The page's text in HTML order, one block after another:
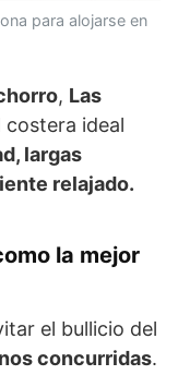
para alojarse en
, Las
costera ideal
largas
relajado.
la mejor
el bullicio del
concurridas.